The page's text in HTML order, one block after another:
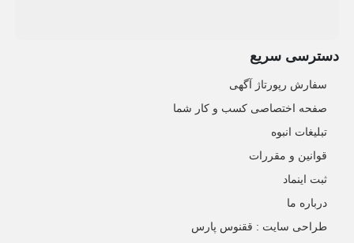
دسترسی سریع
سفارش رپورتاژ آگهی
صفحه اختصاصی کسب و کار شما
تبلیغات انبوه
قوانین و مقررات
ثبت اینماد
درباره ما
طراحی سایت : ققنوس پارس